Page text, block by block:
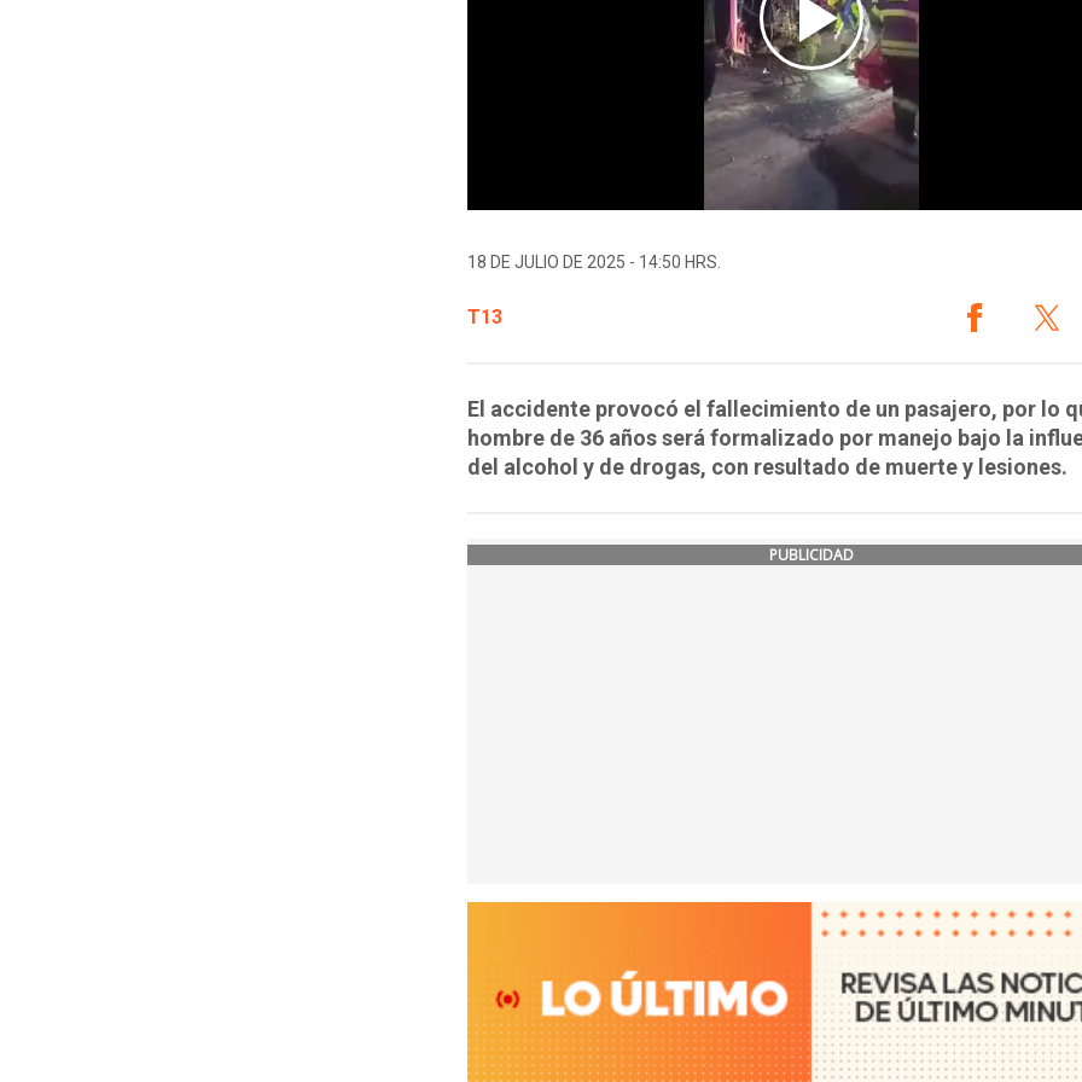
18 DE JULIO DE 2025 - 14:50 HRS.
T13
El accidente provocó el fallecimiento de un pasajero, por lo
hombre de 36 años será formalizado por manejo bajo la
del alcohol y de drogas, con resultado de muerte y lesiones.
PUBLICIDAD